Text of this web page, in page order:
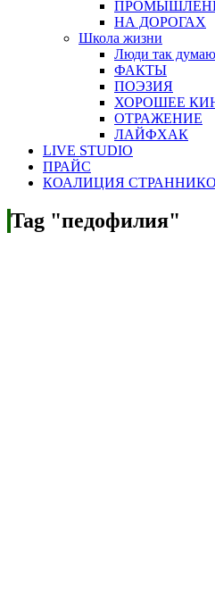
НА ДОРОГАХ
Школа жизни
Люди так
ФАКТЫ
ПОЭЗИЯ
ХОРОШЕЕ
ОТРАЖЕНИЕ
ЛАЙФХАК
LIVE STUDIO
ПРАЙС
КОАЛИЦИЯ
Tag "педофилия"